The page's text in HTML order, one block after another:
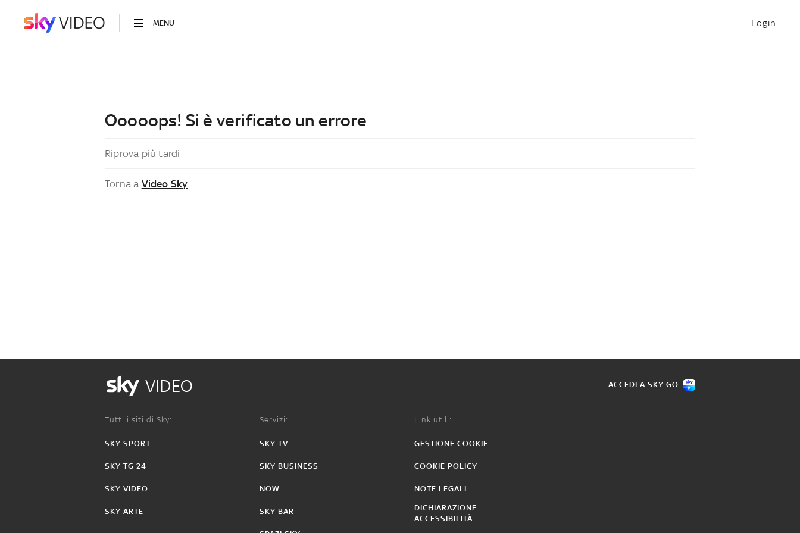
MENU Login
Ooooops! Si è verificato un errore
Riprova più tardi
Torna a Video Sky
VIDEO ACCEDI A SKY GO
Tutti i siti di Sky:
SKY SPORT
SKY TG 24
SKY VIDEO
SKY ARTE
Servizi:
SKY TV
SKY BUSINESS
NOW
SKY BAR
Link utili:
GESTIONE COOKIE
COOKIE POLICY
NOTE LEGALI
DICHIARAZIONE
ACCESSIBILITÀ